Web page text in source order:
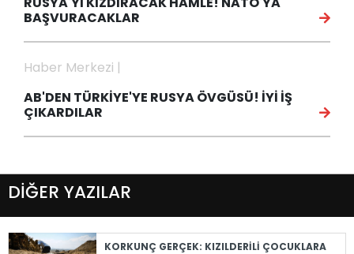
BAŞVURACAKLAR
Haber Merkezi |
AB'DEN TÜRKİYE'YE RUSYA ÖVGÜSÜ! İYİ İŞ
ÇIKARDILAR
DİĞER YAZILAR
KORKUNÇ GERÇEK: KIZILDERİLİ ÇOCUKLARA